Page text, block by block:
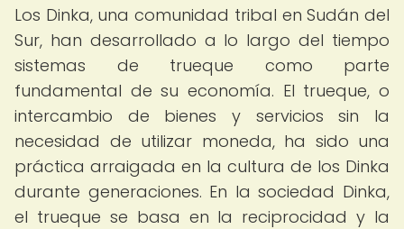
Los Dinka, una comunidad tribal en Sudán del
Sur, han desarrollado a lo largo del tiempo
sistemas de trueque como parte
fundamental de su economía. El trueque, o
intercambio de bienes y servicios sin la
necesidad de utilizar moneda, ha sido una
práctica arraigada en la cultura de los Dinka
durante generaciones. En la sociedad Dinka,
el trueque se basa en la reciprocidad y la